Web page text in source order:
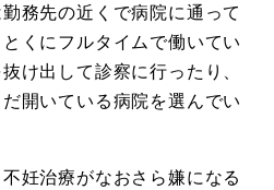
務先の近くで病院に通って
くにフルタイムで働いてい
け出して診察に行ったり、
開いている病院を選んでい
妊治療がなおさら嫌になる